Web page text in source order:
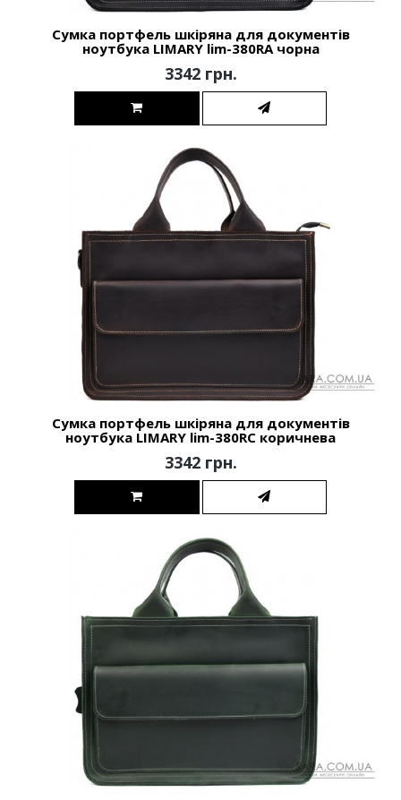
Сумка портфель шкіряна для документів
ноутбука LIMARY lim-380RA чорна
3342 грн.
Сумка портфель шкіряна для документів
ноутбука LIMARY lim-380RC коричнева
3342 грн.